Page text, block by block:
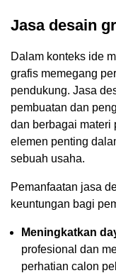
Jasa desain
Dalam konteks ide
grafis memegang
pendukung. Jasa
pembuatan dan
dan berbagai materi
elemen penting
sebuah usaha.
Pemanfaatan jasa
keuntungan bagi
Meningkatkan
profesional dan
perhatian calon